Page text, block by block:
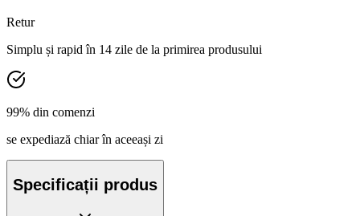
Retur
Simplu și rapid în 14 zile de la primirea produsului
99% din comenzi
se expediază chiar în aceeași zi
Specificații produs